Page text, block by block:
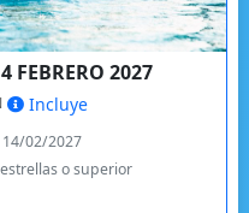
FEBRERO 2027
Incluye
02/2027
o superior